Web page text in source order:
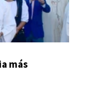
más